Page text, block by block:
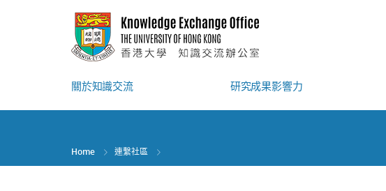
關於知識交流 研究成果影響力
Home 連繫社區